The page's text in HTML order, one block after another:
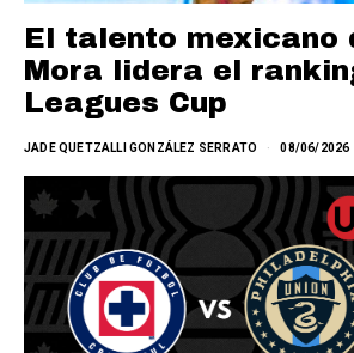
El talento mexicano
Mora lidera el
Leagues Cup
JADE QUETZALLI GONZÁLEZ SERRATO 08/06/2026